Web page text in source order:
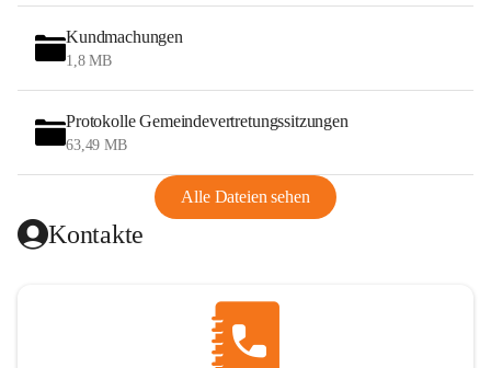
Kundmachungen
1,8 MB
Protokolle Gemeindevertretungssitzungen
63,49 MB
Alle Dateien sehen
Kontakte